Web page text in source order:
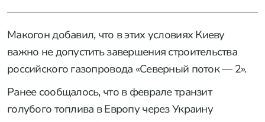
Макогон добавил, что в этих условиях Киеву
важно не допуcтить завершения строительства
российского газопровода «Северный поток — 2».
Ранее cообщалось, что в феврале транзит
голубого топлива в Европу через Украину